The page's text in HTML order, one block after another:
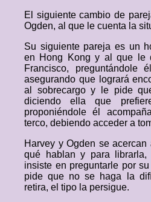
El siguiente cambio de
Ogden, al que le cuenta la
Su siguiente pareja es un
en Hong Kong y al que le
Francisco, preguntándole
asegurando que logrará
al sobrecargo y le pide
diciendo ella que
proponiéndole él
terco, debiendo acceder a
Harvey y Ogden se
qué hablan y para librarla,
insiste en preguntarle por
pide que no se haga la
retira, el tipo la persigue.